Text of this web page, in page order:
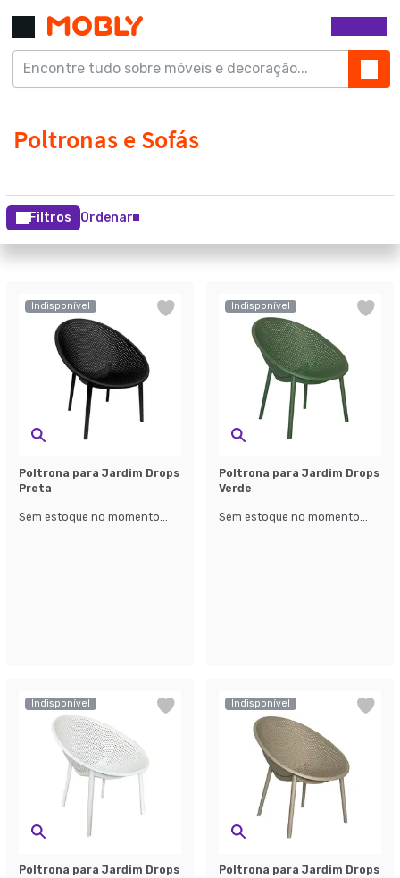
Filtros Ordenar
Indisponível
Poltrona para Jardim Drops
Preta
Sem estoque no momento...
Indisponível
Poltrona para Jardim Drops
Verde
Sem estoque no momento...
Indisponível
Poltrona para Jardim Drops
Indisponível
Poltrona para Jardim Drops